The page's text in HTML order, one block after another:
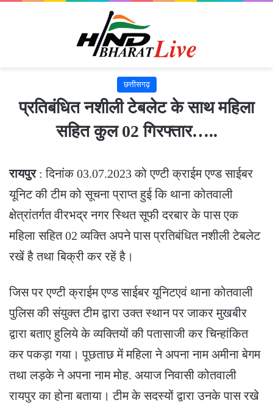
छत्तीसगढ़
प्रतिबंधित नशीली टेबलेट के साथ महिला
सहित कुल 02 गिरफ्तार…..
रायपुर: दिनांक 03.07.2023 को एण्टी क्राईम एण्ड साईबर
यूनिट की टीम को सूचना प्राप्त हुई कि थाना कोतवाली
क्षेत्रांतर्गत वीरभद्र नगर स्थित सूफी दरबार के पास एक
महिला सहित 02 व्यक्ति अपने पास प्रतिबंधित नशीली टेबलेट
रखें है तथा बिक्री कर रहें है।
जिस पर एण्टी क्राईम एण्ड साईबर यूनिटएवं थाना कोतवाली
पुलिस की संयुक्त टीम द्वारा उक्त स्थान पर जाकर मुखबीर
द्वारा बताए हुलिये के व्यक्तियों की पतासाजी कर चिन्हांकित
कर पकड़ा गया। पूछताछ में महिला ने अपना नाम अमीना बेगम
तथा लड़के ने अपना नाम मोह. अयाज निवासी कोतवाली
रायपुर का होना बताया। टीम के सदस्यों द्वारा उनके पास रखे